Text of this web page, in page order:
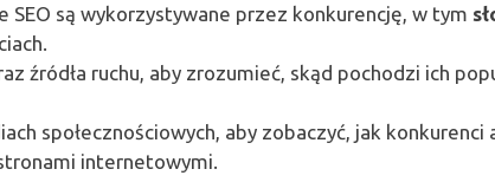
SEO są wykorzystywane przez konkurencję, w tym
źródła ruchu, aby zrozumieć, skąd pochodzi ich
społecznościowych, aby zobaczyć, jak konkurenci
internetowymi.